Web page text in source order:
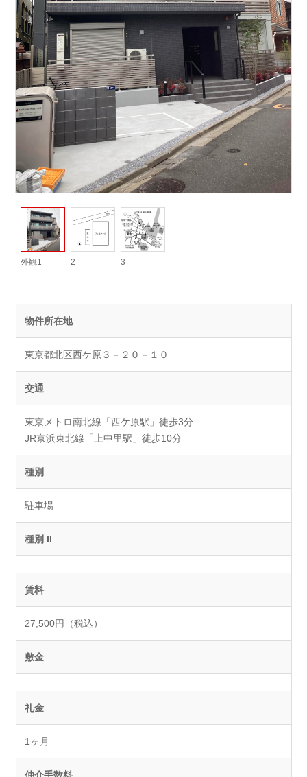
外観1 2 3
物件所在地
東京都北区西ケ原３－２０－１０
交通
東京メトロ南北線「西ケ原駅」徒歩3分
JR京浜東北線「上中里駅」徒歩10分
種別
駐車場
種別 II
賃料
27,500円（税込）
敷金
礼金
1ヶ月
仲介手数料